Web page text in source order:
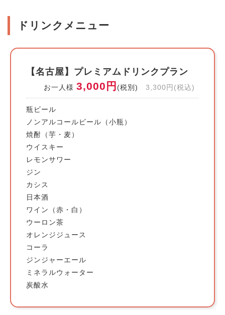
ドリンクメニュー
【名古屋】プレミアムドリンクプラン
お一人様 3,000円 (税別) 3,300円(税込)
瓶ビール
ノンアルコールビール（小瓶）
焼酎（芋・麦）
ウイスキー
レモンサワー
ジン
カシス
日本酒
ワイン（赤・白）
ウーロン茶
オレンジジュース
コーラ
ジンジャーエール
ミネラルウォーター
炭酸水